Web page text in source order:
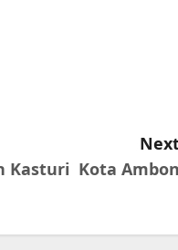
Kasturi Kota